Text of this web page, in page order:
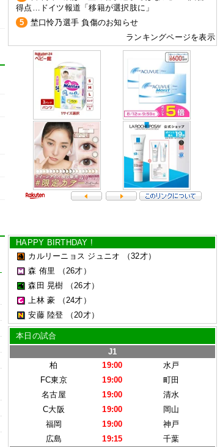
得点…ドイツ報道「移籍が選択肢に」
5
埜口怜乃選手 負傷のお知らせ
ランキングページを表示
HAPPY BIRTHDAY !
カルリーニョス ジュニオ
（32才）
森 侑里
（26才）
森田 晃樹
（26才）
上林 豪
（24才）
安藤 陸登
（20才）
本日の試合
J1
柏
19:00
水戸
FC東京
19:00
町田
名古屋
19:00
清水
C大阪
19:00
岡山
福岡
19:00
神戸
広島
19:15
千葉